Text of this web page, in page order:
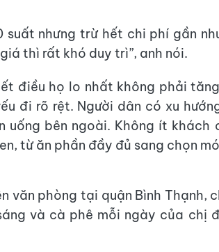
suất nhưng trừ hết chi phí gần
thì rất khó duy trì”, anh nói.
điều họ lo nhất không phải
đi rõ rệt. Người dân có xu
uống bên ngoài. Không ít khách
từ ăn phần đầy đủ sang chọn
văn phòng tại quận Bình Thạnh,
và cà phê mỗi ngày của chị